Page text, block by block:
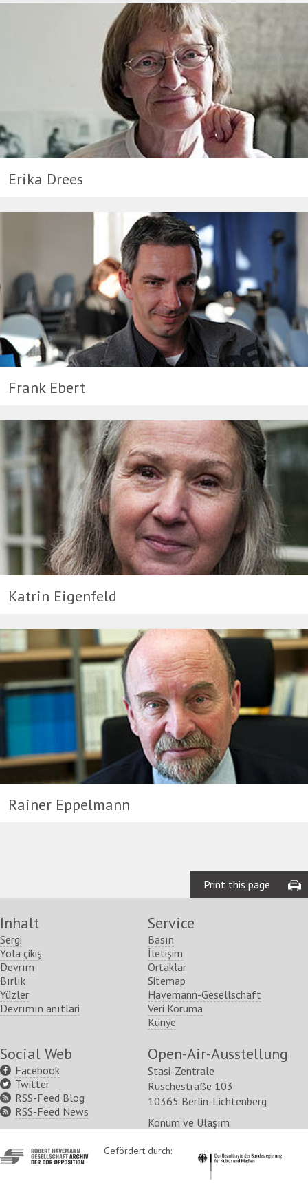
Erika Drees
Frank Ebert
Katrin Eigenfeld
Rainer Eppelmann
Print this page
Inhalt
Sergi
Yola çikiş
Devrım
Bırlık
Yüzler
Devrımın anıtlari
Service
Basın
İletişim
Ortaklar
Sitemap
Havemann-Gesellschaft
Veri Koruma
Künye
Social Web
Facebook
Twitter
RSS-Feed Blog
RSS-Feed News
Open-Air-Ausstellung
Stasi-Zentrale
Ruschestraße 103
10365 Berlin-Lichtenberg
Konum ve Ulaşım
http://www.havemann-
gesellschaft.de/
Gefördert durch: http://